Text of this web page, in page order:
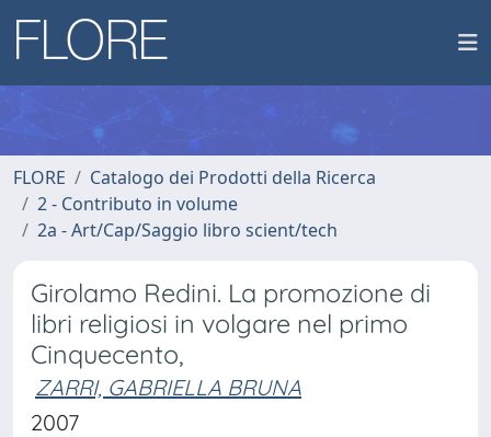
FLORE
Catalogo dei Prodotti della Ricerca
2 - Contributo in volume
2a - Art/Cap/Saggio libro scient/tech
Girolamo Redini. La promozione di
libri religiosi in volgare nel primo
Cinquecento,
ZARRI, GABRIELLA BRUNA
2007